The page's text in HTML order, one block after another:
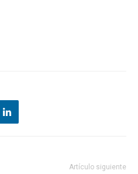
Artículo siguiente